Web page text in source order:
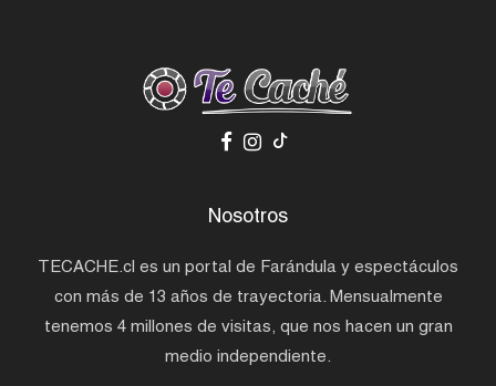
Nosotros
TECACHE.cl es un portal de Farándula y espectáculos
con más de 13 años de trayectoria. Mensualmente
tenemos 4 millones de visitas, que nos hacen un gran
medio independiente.